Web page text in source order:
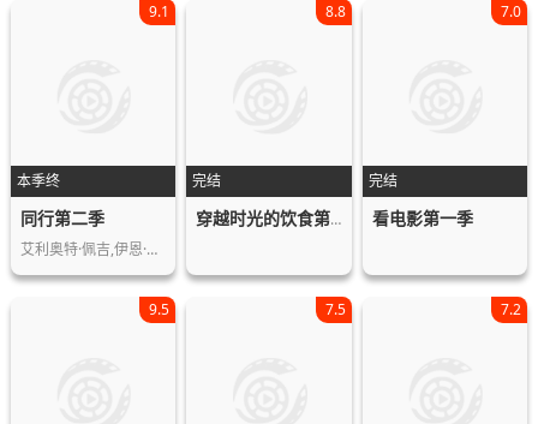
本季终
9.1
同行第二季
艾利奥特·佩吉,伊恩·丹尼尔
完结
8.8
穿越时光的饮食第一季
完结
7.0
看电影第一季
9.5 7.5 7.2